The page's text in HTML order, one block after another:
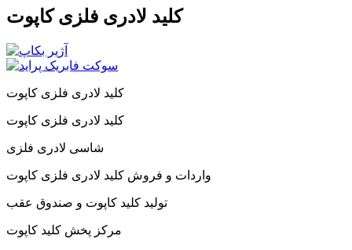
کلید لادری فلزی کاپوت
کلید لادری فلزی کاپوت
کلید لادری فلزی کاپوت
شاسی لادری فلزی
واردات و فروش کلید لادری فلزی کاپوت
تولید کلید کاپوت و صندوق عقب
مرکز پخش کلید کاپوت